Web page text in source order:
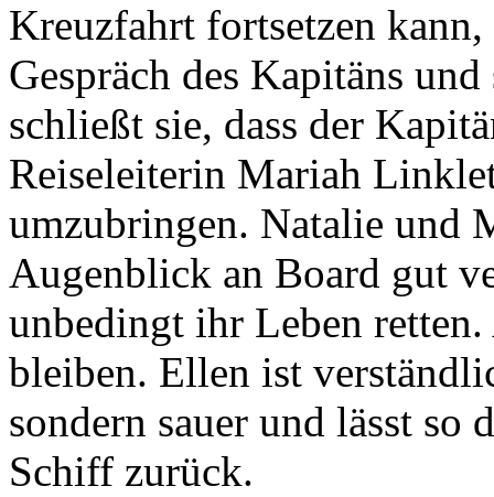
Kreuzfahrt fortsetzen
Gespräch des Kapitäns
schließt sie, dass der
Reiseleiterin Mariah
umzubringen. Natalie und
Augenblick an Board gut
unbedingt ihr Leben
bleiben. Ellen ist
sondern sauer und lässt so
Schiff zurück.